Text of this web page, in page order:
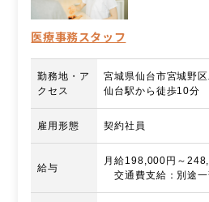
医療事務スタッフ
勤務地・ア
クセス
宮城県仙台市宮城野
仙台駅から徒歩10分
雇用形態 契約社員
給与
月給198,000円～
交通費支給：別途一